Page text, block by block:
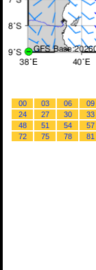
00 03 06 09
24
27 30 33
48
51 54 57
72
75 78 81